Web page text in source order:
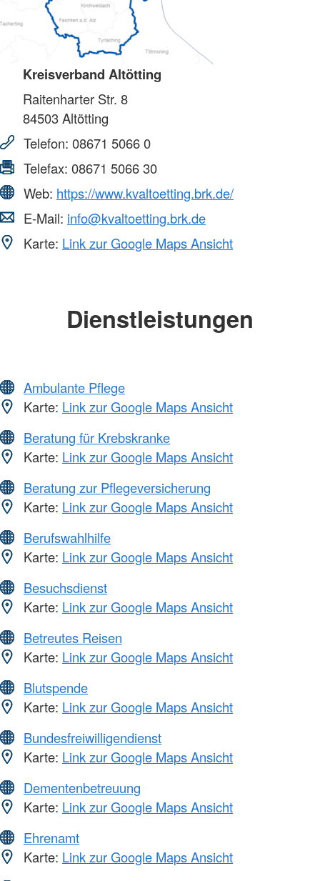
Kreisverband Altötting
Raitenharter Str. 8
84503Altötting
Telefon: 08671 5066 0
Telefax: 08671 5066 30
Web: https://www.kvaltoetting.brk.de/
E-Mail: info@kvaltoetting.brk.de
Karte: Link zur Google Maps Ansicht
Dienstleistungen
Ambulante Pflege
Karte: Link zur Google Maps Ansicht
Beratung für Krebskranke
Karte: Link zur Google Maps Ansicht
Beratung zur Pflegeversicherung
Karte: Link zur Google Maps Ansicht
Berufswahlhilfe
Karte: Link zur Google Maps Ansicht
Besuchsdienst
Karte: Link zur Google Maps Ansicht
Betreutes Reisen
Karte: Link zur Google Maps Ansicht
Blutspende
Karte: Link zur Google Maps Ansicht
Bundesfreiwilligendienst
Karte: Link zur Google Maps Ansicht
Dementenbetreuung
Karte: Link zur Google Maps Ansicht
Ehrenamt
Karte: Link zur Google Maps Ansicht